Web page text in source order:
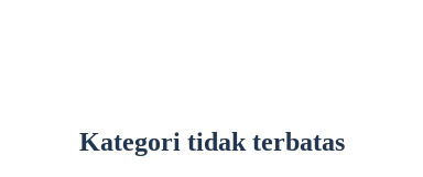
Kategori tidak terbatas